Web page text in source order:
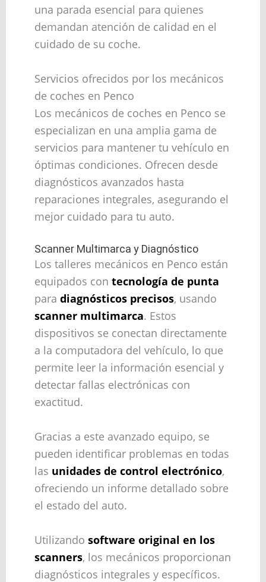
una parada esencial para quienes
demandan atención de calidad en el
cuidado de su coche.
Servicios ofrecidos por los mecánicos
de coches en Penco
Los mecánicos de coches en Penco se
especializan en una amplia gama de
servicios para mantener tu vehículo en
óptimas condiciones. Ofrecen desde
diagnósticos avanzados hasta
reparaciones integrales, asegurando el
mejor cuidado para tu auto.
Scanner Multimarca y Diagnóstico
Los talleres mecánicos en Penco están
equipados con tecnología de punta
para diagnósticos precisos, usando
scanner multimarca. Estos
dispositivos se conectan directamente
a la computadora del vehículo, lo que
permite leer la información esencial y
detectar fallas electrónicas con
exactitud.
Gracias a este avanzado equipo, se
pueden identificar problemas en todas
las unidades de control electrónico,
ofreciendo un informe detallado sobre
el estado del auto.
Utilizando software original en los
scanners, los mecánicos proporcionan
diagnósticos integrales y específicos.